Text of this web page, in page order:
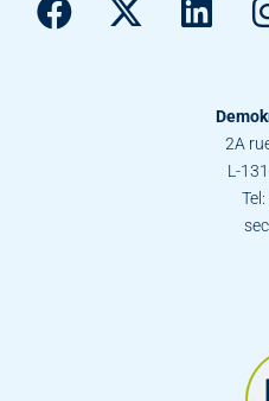
2A
L-